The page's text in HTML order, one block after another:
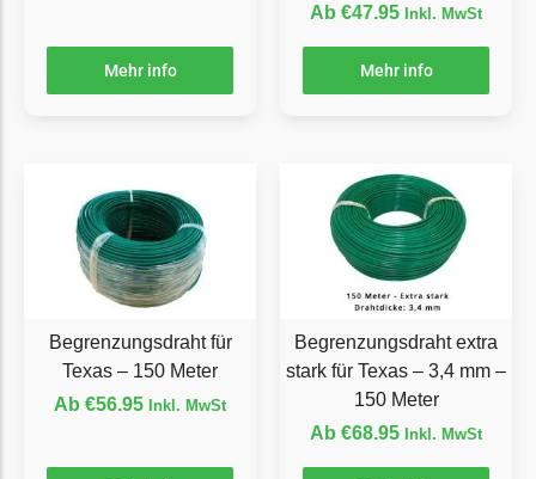
Begrenzungsdraht
Eufy
Ferrex
Ferrex Messer
Begrenzungsdraht
Florabest
Florabest Messer
Begrenzungsdraht
Flymo Messer
Mehr info
Ab €47.95 Inkl. MwSt
Mehr info
Begrenzungsdraht für
Texas – 150 Meter
Ab €56.95 Inkl. MwSt
Begrenzungsdraht extra
stark für Texas – 3,4 mm –
150 Meter
Ab €68.95 Inkl. MwSt